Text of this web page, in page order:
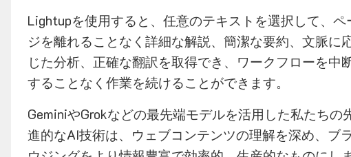
Lightupを使用すると、任意のテキストを選択して、ペ
ジを離れることなく詳細な解説、簡潔な要約、文脈に
じた分析、正確な翻訳を取得でき、ワークフローを中
することなく作業を続けることができます。
GeminiやGrokなどの最先端モデルを活用した私たちの
進的なAI技術は、ウェブコンテンツの理解を深め、ブラ